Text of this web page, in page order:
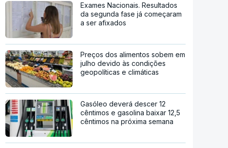
Exames Nacionais. Resultados
da segunda fase já começaram
a ser afixados
Preços dos alimentos sobem em
julho devido às condições
geopolíticas e climáticas
Gasóleo deverá descer 12
cêntimos e gasolina baixar 12,5
cêntimos na próxima semana